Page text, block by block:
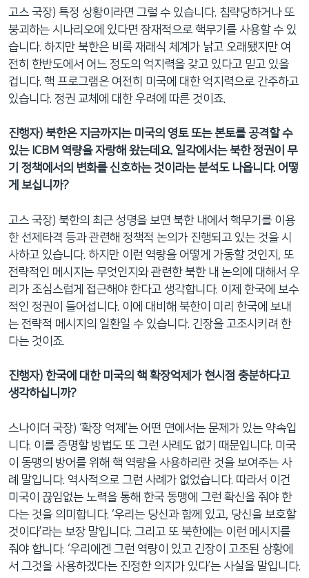
고스 국장) 특정 상황이라면 그럴 수 있습니다. 침략당하거나 또
붕괴하는 시나리오에 있다면 잠재적으로 핵무기를 사용할 수 있
습니다. 하지만 북한은 비록 재래식 체계가 낡고 오래됐지만 여
전히 한반도에서 어느 정도의 억지력을 갖고 있다고 믿고 있을
겁니다. 핵 프로그램은 여전히 미국에 대한 억지력으로 간주하고
있습니다. 정권 교체에 대한 우려에 따른 것이죠.
진행자) 북한은 지금까지는 미국의 영토 또는 본토를 공격할 수
있는 ICBM 역량을 자랑해 왔는데요. 일각에서는 북한 정권이 무
기 정책에서의 변화를 신호하는 것이라는 분석도 나옵니다. 어떻
게 보십니까?
고스 국장) 북한의 최근 성명을 보면 북한 내에서 핵무기를 이용
한 선제타격 등과 관련해 정책적 논의가 진행되고 있는 것을 시
사하고 있습니다. 하지만 이런 역량을 어떻게 가동할 것인지, 또
전략적인 메시지는 무엇인지와 관련한 북한 내 논의에 대해서 우
리가 조심스럽게 접근해야 한다고 생각합니다. 이제 한국에 보수
적인 정권이 들어섭니다. 이에 대비해 북한이 미리 한국에 보내
는 전략적 메시지의 일환일 수 있습니다. 긴장을 고조시키려 한
다는 것이죠.
진행자) 한국에 대한 미국의 핵 확장억제가 현시점 충분하다고
생각하십니까?
스나이더 국장) ‘확장 억제’는 어떤 면에서는 문제가 있는 약속입
니다. 이를 증명할 방법도 또 그런 사례도 없기 때문입니다. 미국
이 동맹의 방어를 위해 핵 역량을 사용하리란 것을 보여주는 사
례 말입니다. 역사적으로 그런 사례가 없었습니다. 따라서 이건
미국이 끊임없는 노력을 통해 한국 동맹에 그런 확신을 줘야 한
다는 것을 의미합니다. ‘우리는 당신과 함께 있고, 당신을 보호할
것이다’라는 보장 말입니다. 그리고 또 북한에는 이런 메시지를
줘야 합니다. ‘우리에겐 그런 역량이 있고 긴장이 고조된 상황에
서 그것을 사용하겠다는 진정한 의지가 있다’는 사실을 말입니다.